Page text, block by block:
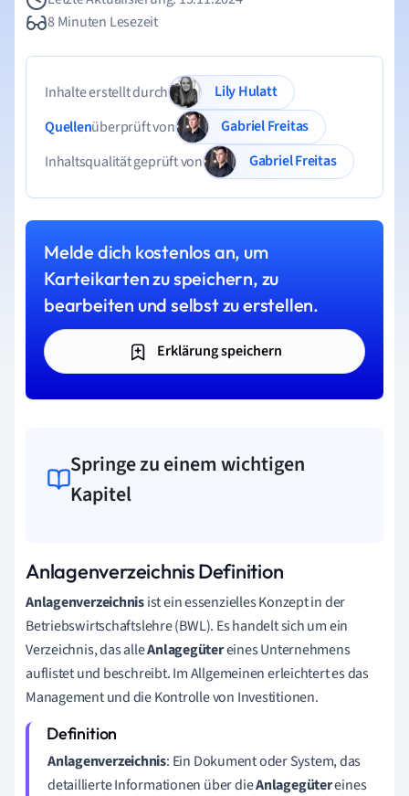
8 Minuten Lesezeit
Inhalte erstellt durch
Lily Hulatt
Quellenüberprüft von
Gabriel Freitas
Inhaltsqualität geprüft von
Gabriel Freitas
Melde dich kostenlos an, um
Karteikarten zu speichern, zu
bearbeiten und selbst zu erstellen.
Erklärung speichern
Springe zu einem wichtigen
Kapitel
Anlagenverzeichnis Definition
Anlagenverzeichnisist ein essenzielles Konzept in der
Betriebswirtschaftslehre (BWL). Es handelt sich um ein
Verzeichnis, das alleAnlagegütereines Unternehmens
auflistet und beschreibt. Im Allgemeinen erleichtert es das
Management und die Kontrolle von Investitionen.
Anlagenverzeichnis: Ein Dokument oder System, das
detaillierte Informationen über dieAnlagegütereines